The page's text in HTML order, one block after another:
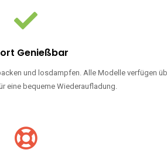
Genießbar
und losdampfen. Alle Modelle verfügen
eine bequeme Wiederaufladung.